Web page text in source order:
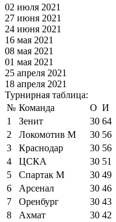
02 июля 2021
27 июня 2021
24 июня 2021
16 мая 2021
08 мая 2021
01 мая 2021
25 апреля 2021
18 апреля 2021
Турнирная таблица:
№ Команда О И
1
Зенит 30 64
2
Локомотив М 30 56
3
Краснодар 30 56
4
ЦСКА 30 51
5
Спартак М 30 49
6
Арсенал 30 46
7
Оренбург 30 43
8
Ахмат 30 42